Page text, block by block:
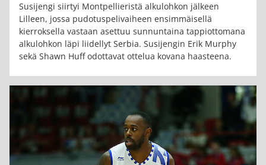
Susijengi siirtyi Montpellieristä alkulohkon jälkeen
Lilleen, jossa pudotuspelivaiheen ensimmäisellä
kierroksella vastaan asettuu sunnuntaina tappiottomana
alkulohkon läpi liidellyt Serbia. Susijengin Erik Murphy
sekä Shawn Huff odottavat ottelua kovana haasteena.